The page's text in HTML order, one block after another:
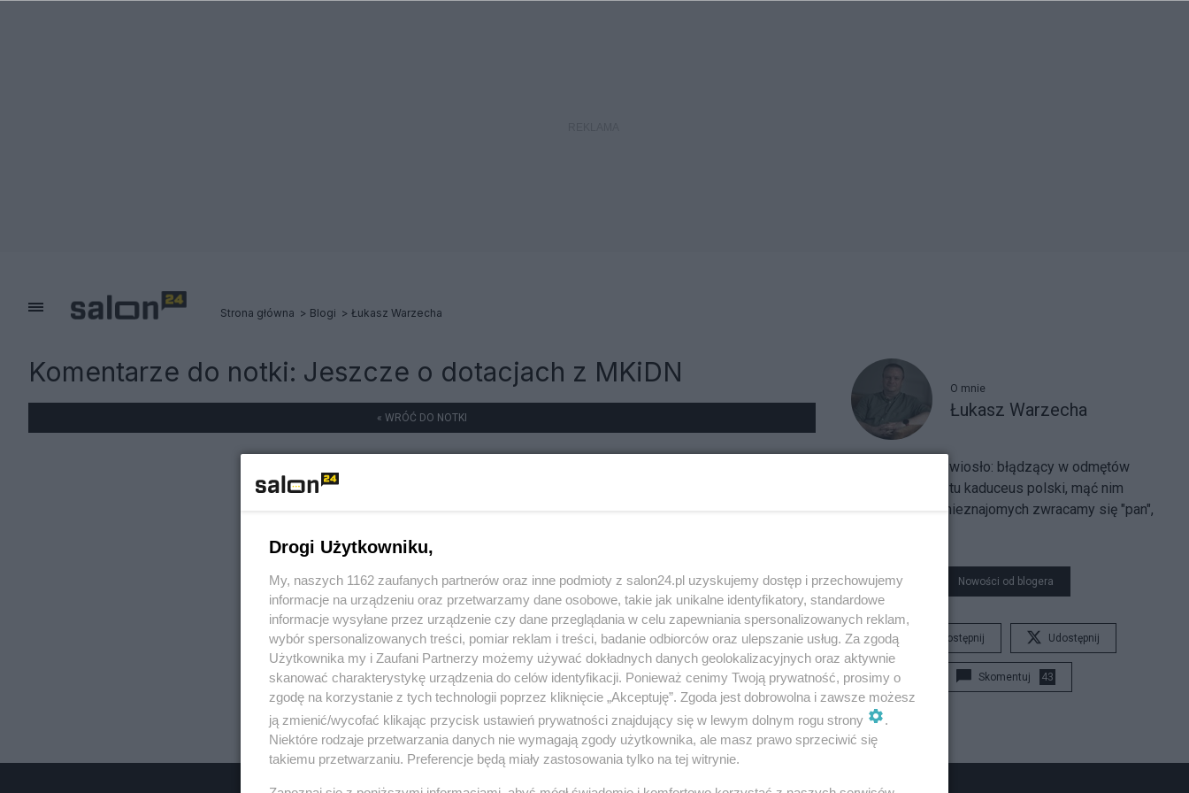
Strona główna Blogi Łukasz Warzecha
Komentarze do notki: Jeszcze o dotacjach z MKiDN
« WRÓĆ DO NOTKI
O mnie
Łukasz Warzecha
Oto naści twoje wiosło: błądzący w odmętów
powodzi, masz tu kaduceus polski, mąć nim
wodę, mąć. Do nieznajomych zwracamy się "pan",
Nowości od blogera
Udostępnij Udostępnij
Skomentuj 43
Drogi Użytkowniku,
My, naszych 1162 zaufanych partnerów oraz inne podmioty z salon24.pl uzyskujemy dostęp i przechowujemy
informacje na urządzeniu oraz przetwarzamy dane osobowe, takie jak unikalne identyfikatory, standardowe
informacje wysyłane przez urządzenie czy dane przeglądania w celu zapewniania spersonalizowanych reklam,
wybór spersonalizowanych treści, pomiar reklam i treści, badanie odbiorców oraz ulepszanie usług. Za zgodą
Użytkownika my i Zaufani Partnerzy możemy używać dokładnych danych geolokalizacyjnych oraz aktywnie
skanować charakterystykę urządzenia do celów identyfikacji. Ponieważ cenimy Twoją prywatność, prosimy o
zgodę na korzystanie z tych technologii poprzez kliknięcie „Akceptuję”. Zgoda jest dobrowolna i zawsze możesz
ją zmienić/wycofać klikając przycisk ustawień prywatności znajdujący się w lewym dolnym rogu strony
.
Niektóre rodzaje przetwarzania danych nie wymagają zgody użytkownika, ale masz prawo sprzeciwić się
takiemu przetwarzaniu. Preferencje będą miały zastosowania tylko na tej witrynie.